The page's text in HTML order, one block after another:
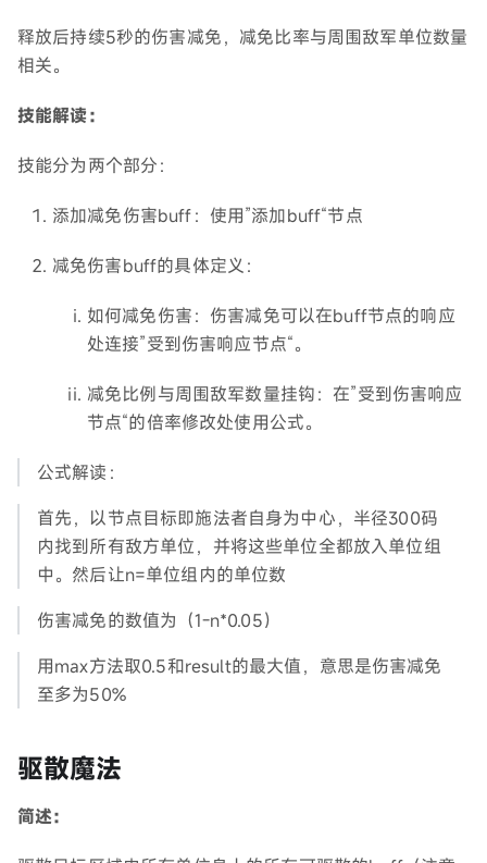
释放后持续5秒的伤害减免，减免比率与周围敌军单位数量
相关。
技能解读：
技能分为两个部分：
添加减免伤害buff：使用”添加buff“节点
减免伤害buff的具体定义：
如何减免伤害：伤害减免可以在buff节点的响应
处连接”受到伤害响应节点“。
减免比例与周围敌军数量挂钩：在”受到伤害响应
节点“的倍率修改处使用公式。
公式解读：
首先，以节点目标即施法者自身为中心，半径300码
内找到所有敌方单位，并将这些单位全都放入单位组
中。然后让n=单位组内的单位数
伤害减免的数值为（1-n*0.05）
用max方法取0.5和result的最大值，意思是伤害减免
至多为50%
驱散魔法
简述：